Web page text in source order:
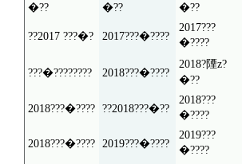
�??
�??
�??
??2017 ???�? 2017???�????
2017???
�????
???�???????? 2018???�????
2018?陻z?
�??
2018???�???? ??2018???�??
2018???
�????
2018???�???? 2019???�????
2019???
�????